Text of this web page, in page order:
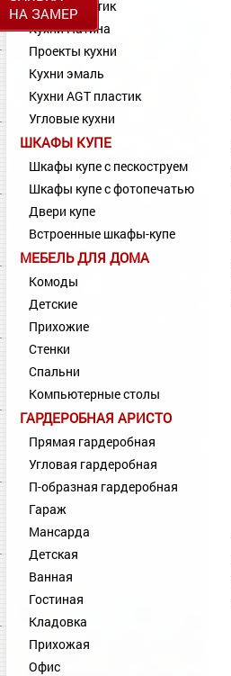
НА ЗАМЕР
Кухни Пластик
Кухни Патина
Проекты кухни
Кухни эмаль
Кухни AGT пластик
Угловые кухни
ШКАФЫ КУПЕ
Шкафы купе с пескоструем
Шкафы купе с фотопечатью
Двери купе
Встроенные шкафы-купе
МЕБЕЛЬ ДЛЯ ДОМА
Комоды
Детские
Прихожие
Стенки
Спальни
Компьютерные столы
ГАРДЕРОБНАЯ АРИСТО
Прямая гардеробная
Угловая гардеробная
П-образная гардеробная
Гараж
Мансарда
Детская
Ванная
Гостиная
Кладовка
Прихожая
Офис